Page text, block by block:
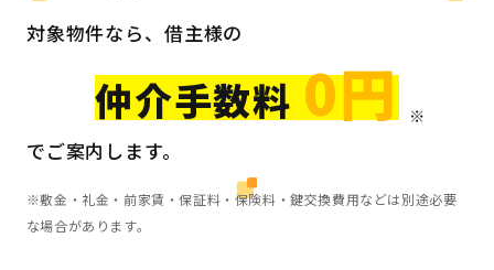
対象物件なら、借主様の
仲介手数料 0円
でご案内します。
※敷金・礼金・前家賃・保証料・保険料・鍵交換費用などは別途必要
な場合があります。